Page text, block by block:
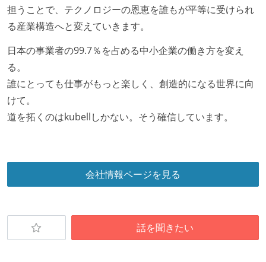
担うことで、テクノロジーの恩恵を誰もが平等に受けられ
る産業構造へと変えていきます。
日本の事業者の99.7％を占める中小企業の働き方を変え
る。
誰にとっても仕事がもっと楽しく、創造的になる世界に向
けて。
道を拓くのはkubellしかない。そう確信しています。
会社情報ページを見る
話を聞きたい